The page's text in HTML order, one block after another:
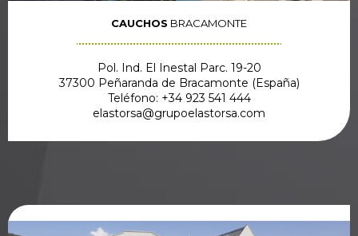
CAUCHOS BRACAMONTE
Pol. Ind. El Inestal Parc. 19-20
37300 Peñaranda de Bracamonte (España)
Teléfono: +34 923 541 444
elastorsa@grupoelastorsa.com